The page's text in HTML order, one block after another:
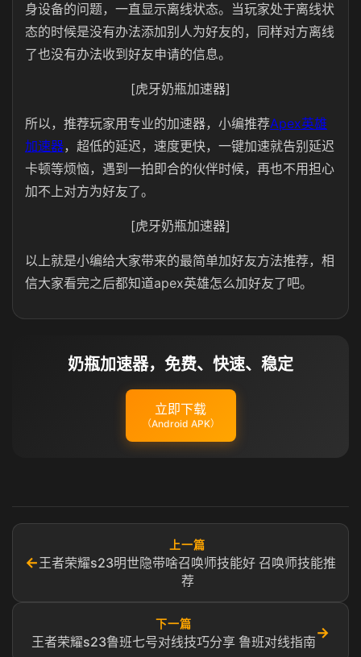
身设备的问题，一直显示离线状态。当玩家处于离线状
态的时候是没有办法添加别人为好友的，同样对方离线
了也没有办法收到好友申请的信息。
[虎牙奶瓶加速器]
所以，推荐玩家用专业的加速器，小编推荐Apex英雄
加速器，超低的延迟，速度更快，一键加速就告别延迟
卡顿等烦恼，遇到一拍即合的伙伴时候，再也不用担心
加不上对方为好友了。
[虎牙奶瓶加速器]
以上就是小编给大家带来的最简单加好友方法推荐，相
信大家看完之后都知道apex英雄怎么加好友了吧。
奶瓶加速器，免费、快速、稳定
立即下载
（Android APK）
←
上一篇
王者荣耀s23明世隐带啥召唤师技能好 召唤师技能推
荐
下一篇
王者荣耀s23鲁班七号对线技巧分享 鲁班对线指南
→